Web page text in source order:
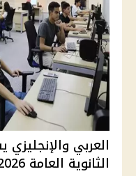
العربي
الثانوية العامة 2026 وتأثيرهما ع...